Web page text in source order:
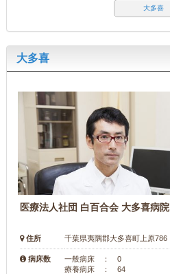
大多喜
大多喜
医療法人社団 白百合会 大多喜病院
住所 千葉県夷隅郡大多喜町上原786
病床数
一般病床 ： 0
療養病床 ： 64